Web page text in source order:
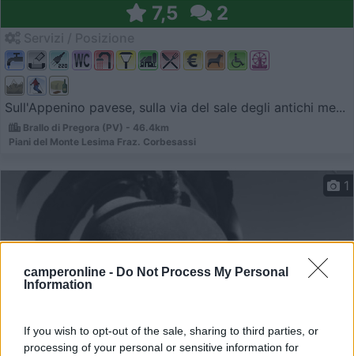
camperonline - Do Not Process My Personal
Information
If you wish to opt-out of the sale, sharing to third parties, or
processing of your personal or sensitive information for
7,5 2
Sull'Appenino pavese, sulla via del sale degli antichi me...
Brallo di Pregora (PV) - 46.4km
Piani del Monte Lesima Fraz. Corbesassi
1